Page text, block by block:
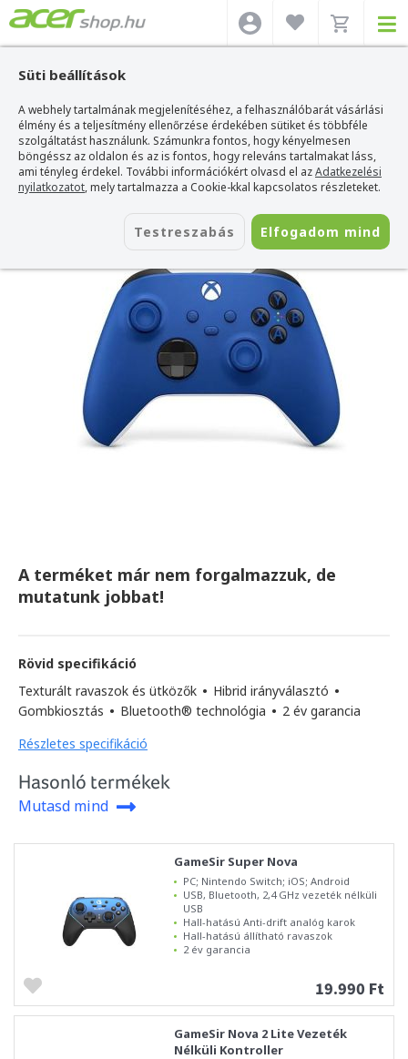
Süti beállítások
A webhely tartalmának megjelenítéséhez, a felhasználóbarát vásárlási
élmény és a teljesítmény ellenőrzése érdekében sütiket és többféle
szolgáltatást használunk. Számunkra fontos, hogy kényelmesen
böngéssz az oldalon és az is fontos, hogy releváns tartalmakat láss,
ami tényleg érdekel. További információkért olvasd el azAdatkezelési
nyilatkozatot, mely tartalmazza a Cookie-kkal kapcsolatos részleteket.
Testreszabás Elfogadom mind
Acer webshop>Kiegészítők>Gamepad / Kontroller > Microsoft Gamepad /
Kontroller >Microsoft Xbox Series X/S Vezeték Nélküli Kontroller Shock Blue
Microsoft Xbox Series X/S Vezeték
Nélküli Kontroller Shock Blue
Azonosító: QAU-00009
A terméket már nem forgalmazzuk, de
mutatunk jobbat!
Rövid specifikáció
Texturált ravaszok és ütközők • Hibrid irányválasztó •
Gombkiosztás • Bluetooth® technológia • 2 év garancia
Részletes specifikáció
Hasonló termékek
Mutasd mind
GameSir Super Nova
PC; Nintendo Switch; iOS; Android
USB, Bluetooth, 2,4 GHz vezeték nélküli
USB
Hall-hatású Anti-drift analóg karok
Hall-hatású állítható ravaszok
2 év garancia
19.990 Ft
GameSir Nova 2 Lite Vezeték
Nélküli Kontroller